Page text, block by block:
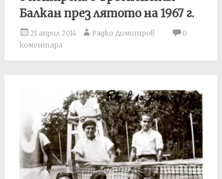
Балкан през лятото на 1967 г.
21 април 2014 Радко Димитров
0
коментара